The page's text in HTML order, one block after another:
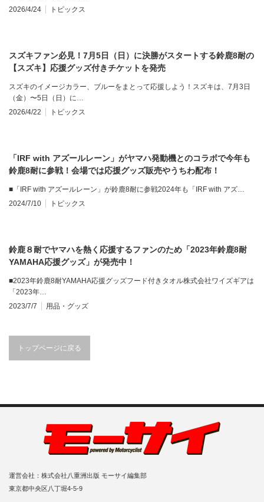
2026/4/24
トピックス
スズキファン必見！7月5日（日）に決勝がスタートする鈴鹿8耐の
【スズキ】応援グッズ付きチケットを発売
スズキのイメージカラー、ブルーをまとって応援しよう！スズキは、7月3日
（金）〜5日（日）に…
2026/4/22
トピックス
「IRF with アズールレーン」がヤマハ発動機とのコラボで今年も
鈴鹿8耐に参戦！会場では応援グッズ販売やうちわ配布！
■「IRF with アズールレーン」が鈴鹿8耐に参戦2024年も「IRF with アズ…
2024/7/10
トピックス
鈴鹿８耐でヤマハを熱く応援するファンのため「2023年鈴鹿8耐
YAMAHA応援グッズ」が発売中！
■2023年鈴鹿8耐YAMAHA応援グッズフード付きタオル株式会社ワイズギアは
「2023年…
2023/7/7
用品・グッズ
トップページに戻る
運営会社：株式会社八重洲出版 モーサイ編集部
東京都中央区八丁堀4-5-9